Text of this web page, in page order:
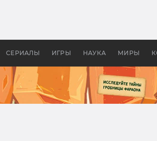
СЕРИАЛЫ ИГРЫ НАУКА МИРЫ
апокалипсис, в